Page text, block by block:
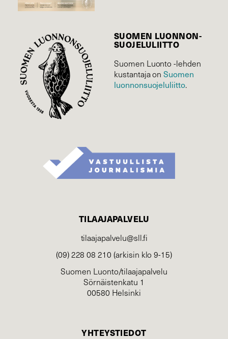
SUOMEN LUONNON­
SUOJELU­LIITTO
Suomen Luonto -lehden
kustantaja onSuomen
luonnonsuojelu­liitto.
TILAAJAPALVELU
tilaajapalvelu@sll.fi
(09) 228 08 210 (arkisin klo 9-15)
Suomen Luonto/tilaajapalvelu
Sörnäistenkatu 1
00580 Helsinki
YHTEYSTIEDOT